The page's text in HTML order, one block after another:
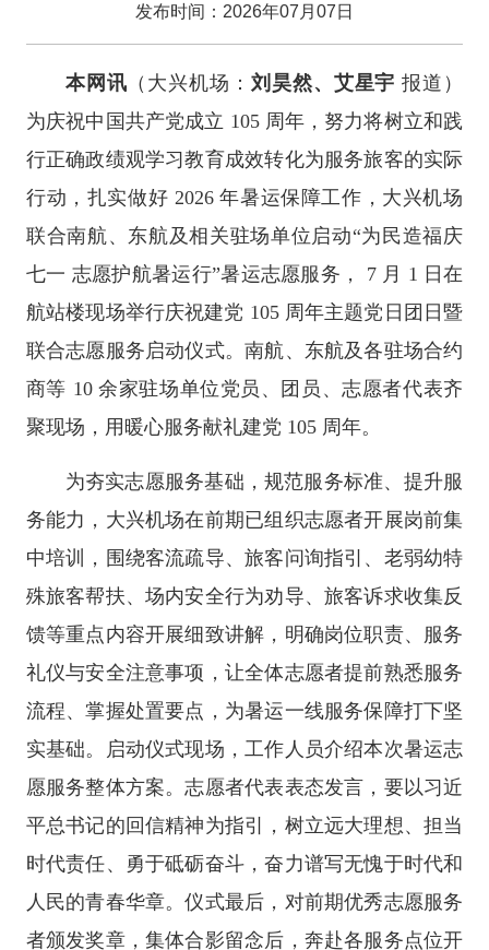
发布时间：2026年07月07日
本网讯 （大兴机场： 刘昊然、艾星宇报道）
为庆祝中国共产党成立 105 周年，努力将树立和践
行正确政绩观学习教育成效转化为服务旅客的实际
行动，扎实做好 2026 年暑运保障工作，大兴机场
联合南航、东航及相关驻场单位启动“为民造福庆
七一 志愿护航暑运行”暑运志愿服务， 7 月 1 日在
航站楼现场举行庆祝建党 105 周年主题党日团日暨
联合志愿服务启动仪式。南航、东航及各驻场合约
商等 10 余家驻场单位党员、团员、志愿者代表齐
聚现场，用暖心服务献礼建党 105 周年。
为夯实志愿服务基础，规范服务标准、提升服
务能力，大兴机场在前期已组织志愿者开展岗前集
中培训，围绕客流疏导、旅客问询指引、老弱幼特
殊旅客帮扶、场内安全行为劝导、旅客诉求收集反
馈等重点内容开展细致讲解，明确岗位职责、服务
礼仪与安全注意事项，让全体志愿者提前熟悉服务
流程、掌握处置要点，为暑运一线服务保障打下坚
实基础。启动仪式现场，工作人员介绍本次暑运志
愿服务整体方案。志愿者代表表态发言，要以习近
平总书记的回信精神为指引，树立远大理想、担当
时代责任、勇于砥砺奋斗，奋力谱写无愧于时代和
人民的青春华章。仪式最后，对前期优秀志愿服务
者颁发奖章，集体合影留念后，奔赴各服务点位开